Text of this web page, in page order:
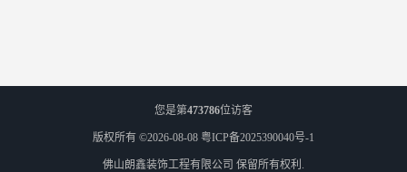
您是第473786位访客
版权所有 ©2026-08-08 粤ICP备2025390040号-1
佛山朗鑫装饰工程有限公司 保留所有权利.